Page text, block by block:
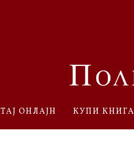
ОНЛАЈН КУПИ КНИГА